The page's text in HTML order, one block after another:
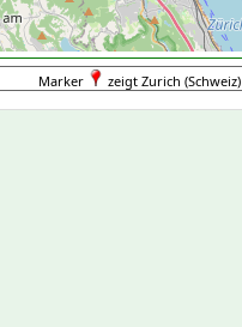
Marker zeigt Zurich (Schweiz)